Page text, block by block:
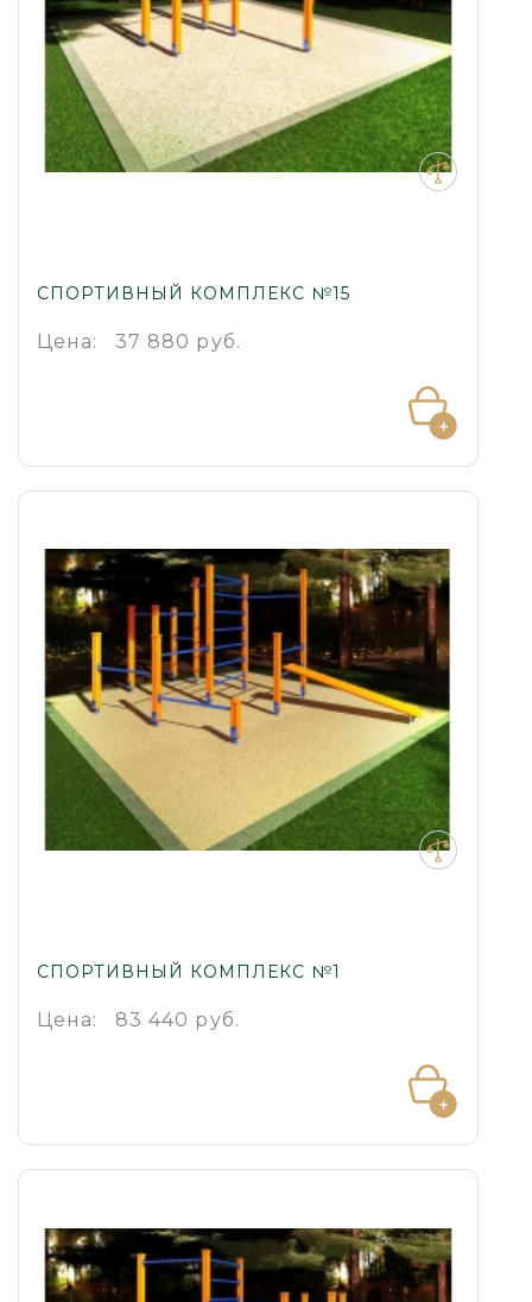
СПОРТИВНЫЙ КОМПЛЕКС №15
Цена: 37 880 руб.
СПОРТИВНЫЙ КОМПЛЕКС №1
Цена: 83 440 руб.